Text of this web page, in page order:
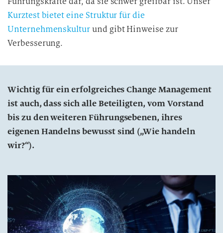
Kurztest bietet eine Struktur für die
Unternehmenskulturund gibt Hinweise zur
Verbesserung.
Wichtig für ein erfolgreiches Change Management
ist auch, dass sich alle Beteiligten, vom Vorstand
bis zu den weiteren Führungsebenen, ihres
eigenen Handelns bewusst sind („Wie handeln
wir?“).